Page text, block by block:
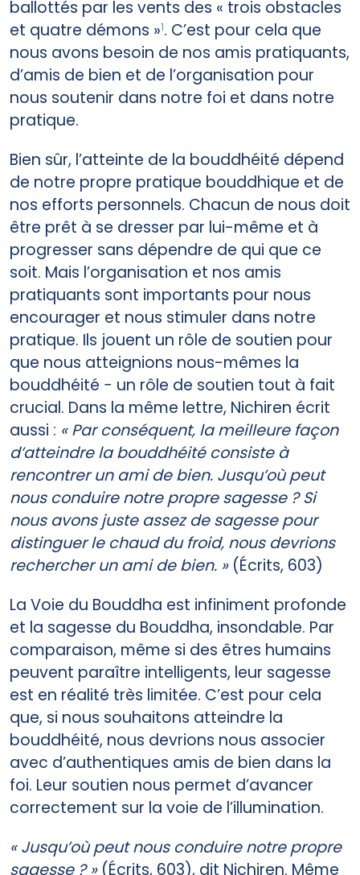
ballottés par les vents des « trois obstacles
et quatre démons »1. C’est pour cela que
nous avons besoin de nos amis pratiquants,
d’amis de bien et de l’organisation pour
nous soutenir dans notre foi et dans notre
pratique.
Bien sûr, l’atteinte de la bouddhéité dépend
de notre propre pratique bouddhique et de
nos efforts personnels. Chacun de nous doit
être prêt à se dresser par lui-­même et à
progresser sans dépendre de qui que ce
soit. Mais l’organisation et nos amis
pratiquants sont importants pour nous
encourager et nous stimuler dans notre
pratique. Ils jouent un rôle de soutien pour
que nous atteignions nous­-mêmes la
bouddhéité − un rôle de soutien tout à fait
crucial. Dans la même lettre, Nichiren écrit
aussi : « Par conséquent, la meilleure façon
d’atteindre la bouddhéité consiste à
rencontrer un ami de bien. Jusqu’où peut
nous conduire notre propre sagesse ? Si
nous avons juste assez de sagesse pour
distinguer le chaud du froid, nous devrions
rechercher un ami de bien. »(Écrits, 603)
La Voie du Bouddha est infiniment profonde
et la sagesse du Bouddha, insondable. Par
comparaison, même si des êtres humains
peuvent paraître intelligents, leur sagesse
est en réalité très limitée. C’est pour cela
que, si nous souhaitons atteindre la
bouddhéité, nous devrions nous associer
avec d’authentiques amis de bien dans la
foi. Leur soutien nous permet d’avancer
correctement sur la voie de l’illumination.
« Jusqu’où peut nous conduire notre propre
sagesse ? »(Écrits, 603), dit Nichiren. Même